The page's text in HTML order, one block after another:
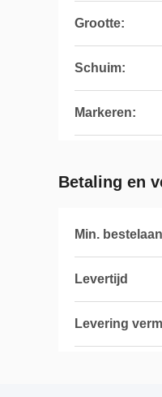
Grootte:
Schuim:
Markeren:
Betaling en
Min.
Levertijd
Levering